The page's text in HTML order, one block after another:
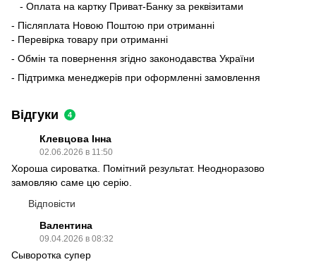
- Оплата на картку Приват-Банку за реквізитами
- Післяплата Новою Поштою при отриманні
- Перевірка товару при отриманні
- Обмін та повернення згідно законодавства України
- Підтримка менеджерів при оформленні замовлення
Відгуки 4
Клевцова Інна
02.06.2026 в 11:50
Хороша сироватка. Помітний результат. Неодноразово
замовляю саме цю серію.
Відповісти
Валентина
09.04.2026 в 08:32
Сыворотка супер